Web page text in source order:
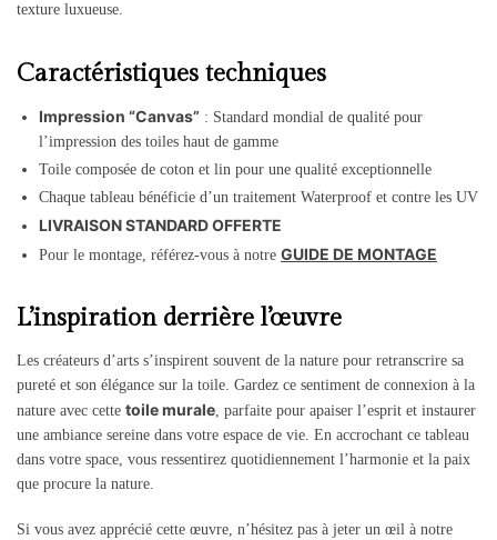
texture luxueuse.
Caractéristiques techniques
Impression “Canvas” : Standard mondial de qualité pour
l’impression des toiles haut de gamme
Toile composée de coton et lin pour une qualité exceptionnelle
Chaque tableau bénéficie d’un traitement Waterproof et contre les UV
LIVRAISON STANDARD OFFERTE
Pour le montage, référez-vous à notre GUIDE DE MONTAGE
L’inspiration derrière l’œuvre
Les créateurs d’arts s’inspirent souvent de la nature pour retranscrire sa
pureté et son élégance sur la toile. Gardez ce sentiment de connexion à la
nature avec cette toile murale , parfaite pour apaiser l’esprit et instaurer
une ambiance sereine dans votre espace de vie. En accrochant ce tableau
dans votre space, vous ressentirez quotidiennement l’harmonie et la paix
que procure la nature.
Si vous avez apprécié cette œuvre, n’hésitez pas à jeter un œil à notre